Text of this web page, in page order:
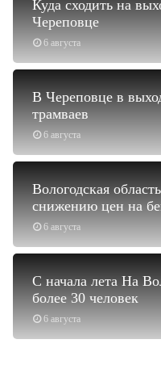
6 августа
Куда сходить на
Череповце
6 августа
В Череповце в
трамваев
6 августа
Вологодская
снижению цен на
6 августа
С начала лета На
более 30 человек